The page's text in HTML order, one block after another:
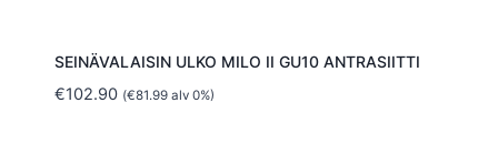
SEINÄVALAISIN ULKO MILO II GU10 ANTRASIITTI
€102.90 (€81.99alv 0%)